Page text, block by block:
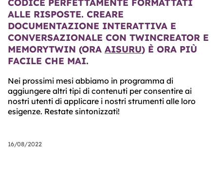
CODICE PERFETTAMENTE FORMATTATI
ALLE RISPOSTE. CREARE
DOCUMENTAZIONE INTERATTIVA E
CONVERSAZIONALE CON TWINCREATOR E
MEMORYTWIN (ORA AISURU) È ORA PIÙ
FACILE CHE MAI.
Nei prossimi mesi abbiamo in programma di
aggiungere altri tipi di contenuti per consentire ai
nostri utenti di applicare i nostri strumenti alle loro
esigenze. Restate sintonizzati!
16/08/2022